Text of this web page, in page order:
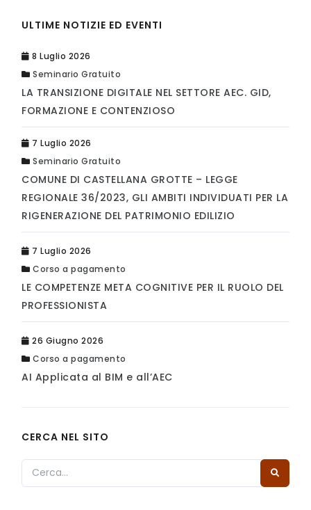
ULTIME NOTIZIE ED EVENTI
8 Luglio 2026
Seminario Gratuito
LA TRANSIZIONE DIGITALE NEL SETTORE AEC. GID,
FORMAZIONE E CONTENZIOSO
7 Luglio 2026
Seminario Gratuito
COMUNE DI CASTELLANA GROTTE – LEGGE
REGIONALE 36/2023, GLI AMBITI INDIVIDUATI PER LA
RIGENERAZIONE DEL PATRIMONIO EDILIZIO
7 Luglio 2026
Corso a pagamento
LE COMPETENZE META COGNITIVE PER IL RUOLO DEL
PROFESSIONISTA
26 Giugno 2026
Corso a pagamento
AI Applicata al BIM e all’AEC
CERCA NEL SITO